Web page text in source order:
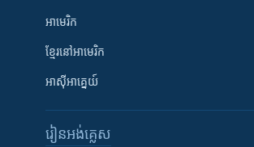
អាមេរិក
ខ្មែរ​នៅអាមេរិក
អាស៊ីអាគ្នេយ៍
រៀន​​អង់គ្លេស